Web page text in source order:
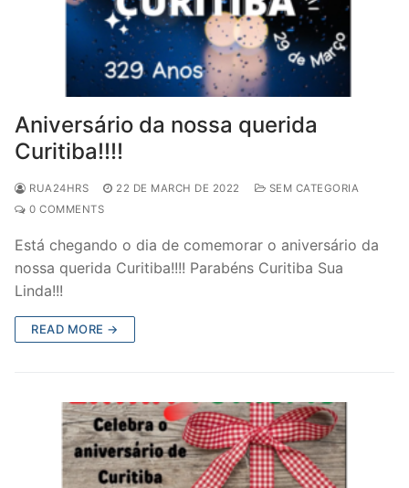
Aniversário da nossa querida
Curitiba!!!!
RUA24HRS 22 DE MARCH DE 2022
SEM CATEGORIA
0 COMMENTS
Está chegando o dia de comemorar o aniversário da
nossa querida Curitiba!!!! Parabéns Curitiba Sua
Linda!!!
READ MORE →